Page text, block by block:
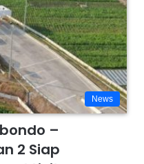
News
–
2 Siap